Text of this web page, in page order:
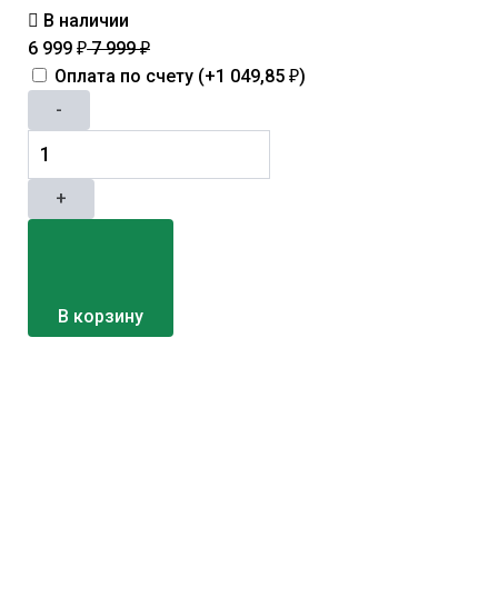
В наличии
6 999 ₽7 999₽
Оплата по счету (+1 049,85 ₽)
-
+
В корзину